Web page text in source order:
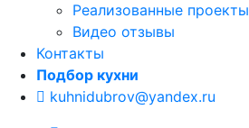
Реализованные проекты
Видео отзывы
Контакты
Подбор кухни
kuhnidubrov@yandex.ru